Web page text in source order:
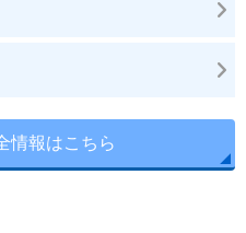
情報はこちら